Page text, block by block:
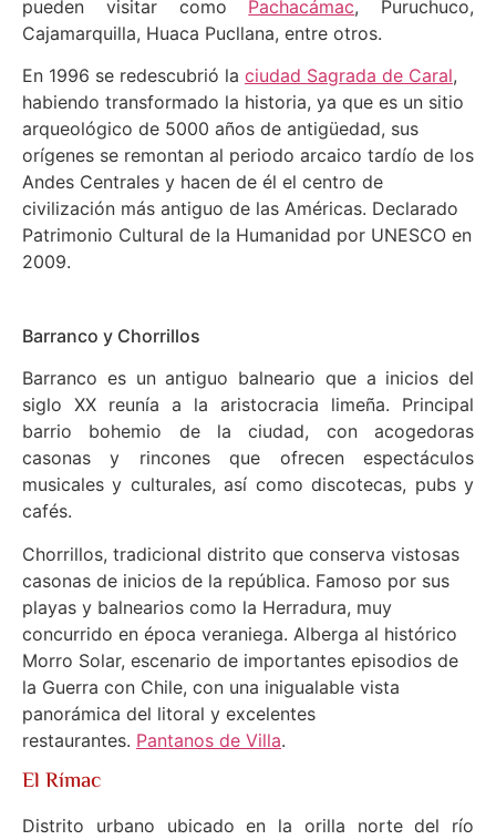
pueden visitar como Pachacámac, Puruchuco,
Cajamarquilla, Huaca Pucllana, entre otros.
En 1996 se redescubrió la ciudad Sagrada de Caral,
habiendo transformado la historia, ya que es un sitio
arqueológico de 5000 años de antigüedad, sus
orígenes se remontan al periodo arcaico tardío de los
Andes Centrales y hacen de él el centro de
civilización más antiguo de las Américas. Declarado
Patrimonio Cultural de la Humanidad por UNESCO en
2009.
Barranco y Chorrillos
Barranco es un antiguo balneario que a inicios del
siglo XX reunía a la aristocracia limeña. Principal
barrio bohemio de la ciudad, con acogedoras
casonas y rincones que ofrecen espectáculos
musicales y culturales, así como discotecas, pubs y
cafés.
Chorrillos, tradicional distrito que conserva vistosas
casonas de inicios de la república. Famoso por sus
playas y balnearios como la Herradura, muy
concurrido en época veraniega. Alberga al histórico
Morro Solar, escenario de importantes episodios de
la Guerra con Chile, con una inigualable vista
panorámica del litoral y excelentes
restaurantes. Pantanos de Villa.
El Rímac
Distrito urbano ubicado en la orilla norte del río